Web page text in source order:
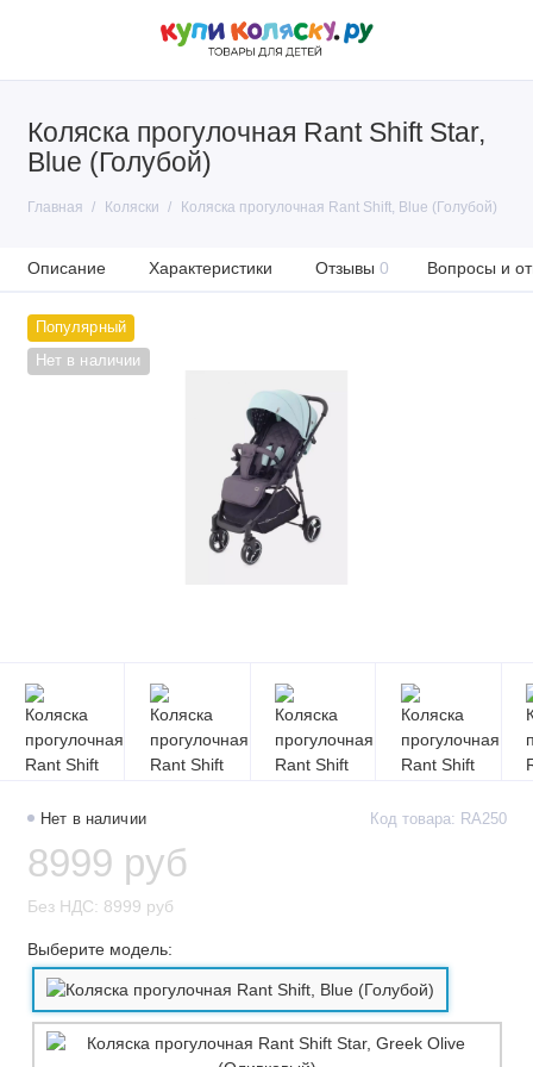
Коляска прогулочная Rant Shift Star,
Blue (Голубой)
Главная Коляски Коляска прогулочная Rant Shift, Blue (Голубой)
Описание Характеристики Отзывы 0 Вопросы и
Популярный
Нет в наличии
Нет в наличии Код товара: RA250
8999 руб
Без НДС: 8999 руб
Выберите модель: